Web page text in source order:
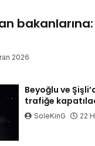
bakanlarına:
2026
Beyoğlu ve
trafiğe
SoleKinG 22